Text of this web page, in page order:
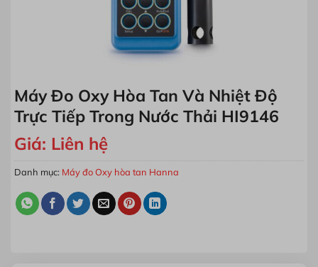
Máy Đo Oxy Hòa Tan Và Nhiệt Độ
Trực Tiếp Trong Nước Thải HI9146
Giá: Liên hệ
Danh mục: Máy đo Oxy hòa tan Hanna